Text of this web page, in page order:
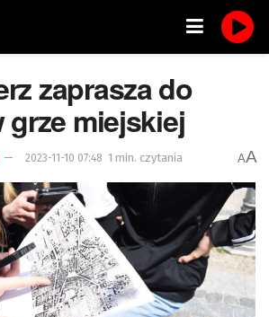
zaprasza do
grze miejskiej
2023-11-10 07:48 1 min. czytania AA